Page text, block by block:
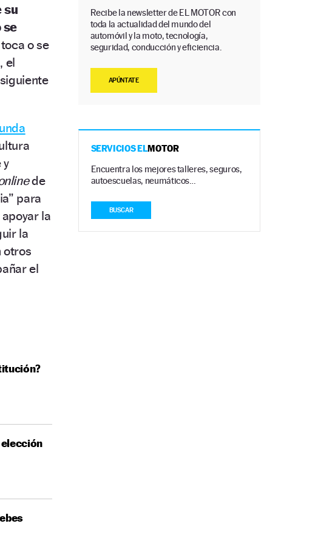
su
se
o se
el
y
de
para
la
la
otros
el
Recibe la newsletter de EL MOTOR con
toda la actualidad del mundo del
automóvil y la moto, tecnología,
seguridad, conducción y eficiencia.
APÚNTATE
SERVICIOS ELMOTOR
Encuentra los mejores talleres, seguros,
autoescuelas, neumáticos…
BUSCAR